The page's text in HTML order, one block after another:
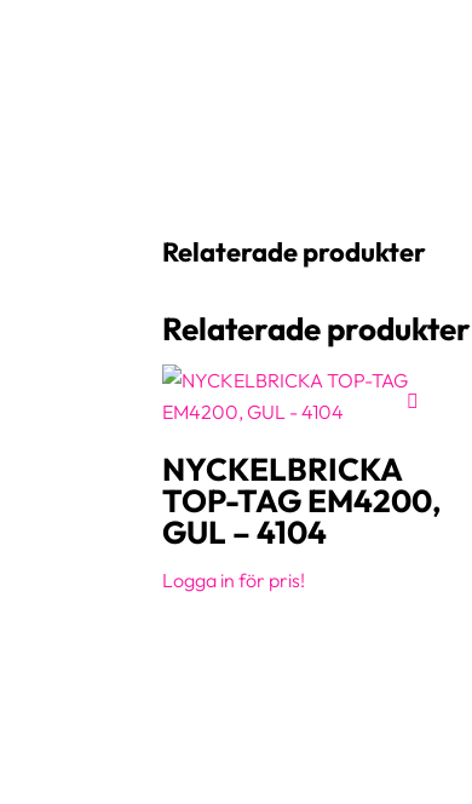
Relaterade produkter
Relaterade produkter
NYCKELBRICKA
TOP-TAG EM4200,
GUL – 4104
Logga in för pris!